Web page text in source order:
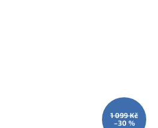
1 099 Kč
–30 %